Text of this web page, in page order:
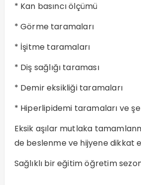
* Kan basıncı ölçümü
* Görme taramaları
* İşitme taramaları
* Diş sağlığı taraması
* Demir eksikliği taramaları
* Hiperlipidemi taramaları ve
Eksik aşılar mutlaka
de beslenme ve hijyene dikkat
Sağlıklı bir eğitim öğretim